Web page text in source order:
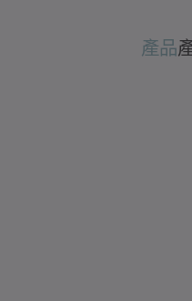
產品